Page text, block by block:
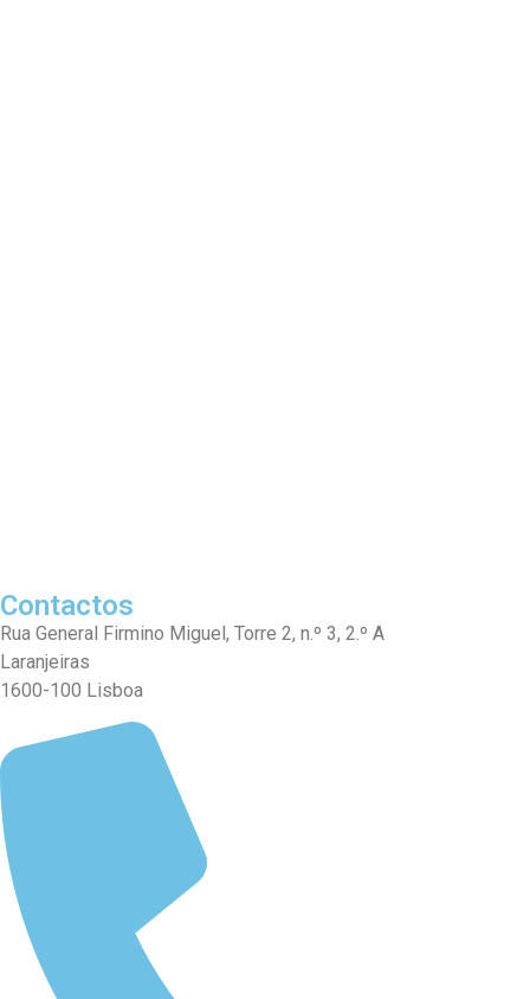
Contactos
Rua General Firmino Miguel, Torre 2, n.º 3, 2.º A
Laranjeiras
1600-100 Lisboa